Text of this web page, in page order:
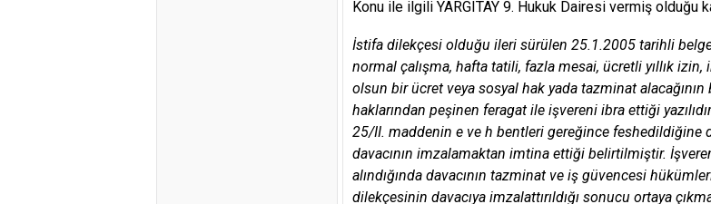
Konu ile ilgili YARGITAY 9. Hukuk Dairesi vermiş olduğu
İstifa dilekçesi olduğu ileri sürülen 25.1.2005 tarihli
normal çalışma, hafta tatili, fazla mesai, ücretli yıllık
olsun bir ücret veya sosyal hak yada tazminat
haklarından peşinen feragat ile işvereni ibra ettiği
25/II. maddenin e ve h bentleri gereğince
davacının imzalamaktan imtina ettiği belirtilmiştir.
alındığında davacının tazminat ve iş güvencesi
dilekçesinin davacıya imzalattırıldığı sonucu ortaya